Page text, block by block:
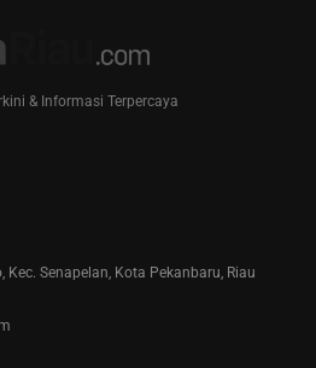
& Informasi Terpercaya
Kec. Senapelan, Kota Pekanbaru, Riau